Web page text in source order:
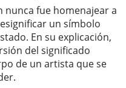
nunca fue homenajear a
un símbolo
En su explicación,
del significado
de un artista que se